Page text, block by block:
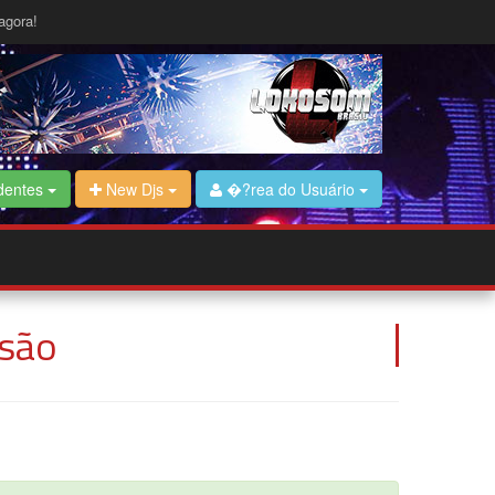
New Djs �?rea do Usuário